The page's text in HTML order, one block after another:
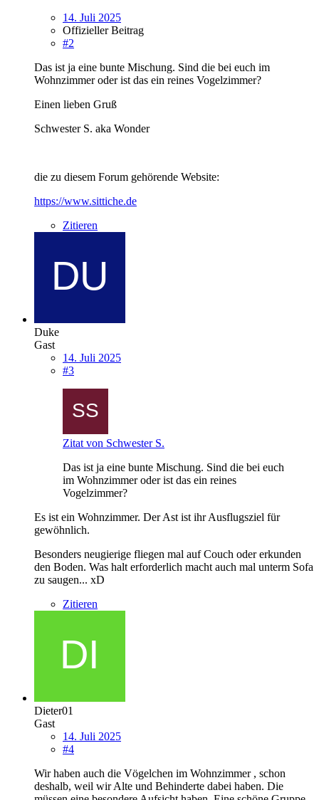
14. Juli 2025
Offizieller Beitrag
#2
Das ist ja eine bunte Mischung. Sind die bei euch im
Wohnzimmer oder ist das ein reines Vogelzimmer?
Einen lieben Gruß
Schwester S. aka Wonder
die zu diesem Forum gehörende Website:
https://www.sittiche.de
Zitieren
Duke
Gast
14. Juli 2025
#3
Zitat von Schwester S.
Das ist ja eine bunte Mischung. Sind die bei euch
im Wohnzimmer oder ist das ein reines
Vogelzimmer?
Es ist ein Wohnzimmer. Der Ast ist ihr Ausflugsziel für
gewöhnlich.
Besonders neugierige fliegen mal auf Couch oder erkunden
den Boden. Was halt erforderlich macht auch mal unterm Sofa
zu saugen... xD
Zitieren
Dieter01
Gast
14. Juli 2025
#4
Wir haben auch die Vögelchen im Wohnzimmer , schon
deshalb, weil wir Alte und Behinderte dabei haben. Die